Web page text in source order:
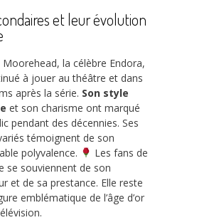
et leur évolution
Moorehead, la célèbre Endora,
à jouer au théâtre et dans
après la série. Son style
et son charisme ont marqué
pendant des décennies. Ses
témoignent de son
polyvalence.
Les fans de
se souviennent de son
et de sa prestance. Elle reste
emblématique de l’âge d’or